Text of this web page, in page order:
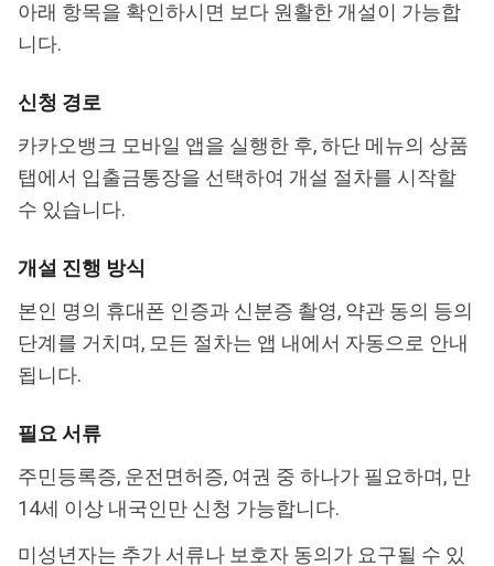
아래 항목을 확인하시면 보다 원활한 개설이 가능합
니다.
신청 경로
카카오뱅크 모바일 앱을 실행한 후, 하단 메뉴의 상품
탭에서 입출금통장을 선택하여 개설 절차를 시작할
수 있습니다.
개설 진행 방식
본인 명의 휴대폰 인증과 신분증 촬영, 약관 동의 등의
단계를 거치며, 모든 절차는 앱 내에서 자동으로 안내
됩니다.
필요 서류
주민등록증, 운전면허증, 여권 중 하나가 필요하며, 만
14세 이상 내국인만 신청 가능합니다.
미성년자는 추가 서류나 보호자 동의가 요구될 수 있